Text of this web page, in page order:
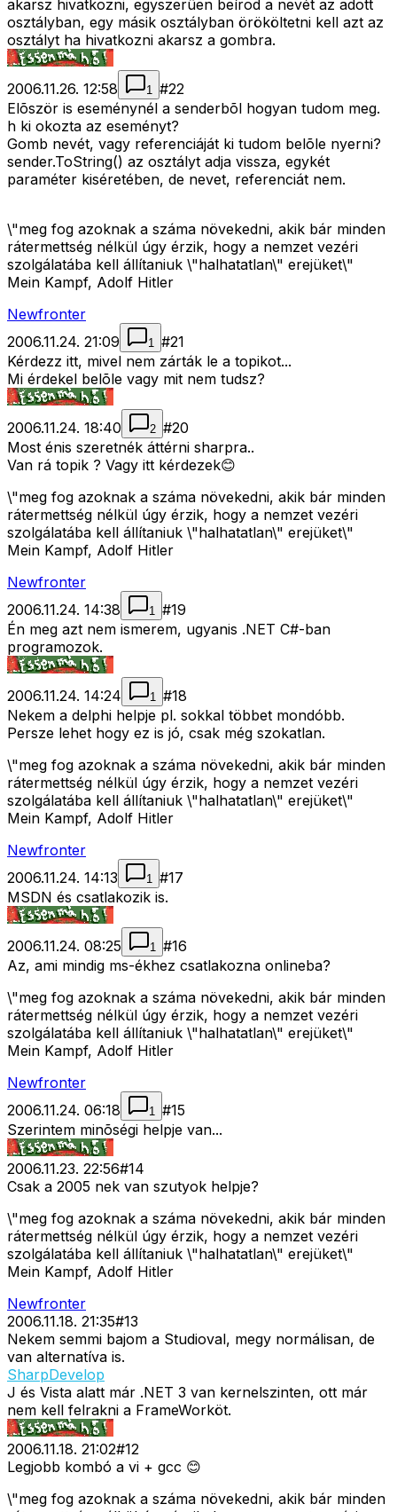
akarsz hivatkozni, egyszerûen beírod a nevét az adott
osztályban, egy másik osztályban örököltetni kell azt az
osztályt ha hivatkozni akarsz a gombra.
2006.11.26. 12:58 1 #22
Elõször is eseménynél a senderbõl hogyan tudom meg.
h ki okozta az eseményt?
Gomb nevét, vagy referenciáját ki tudom belõle nyerni?
sender.ToString() az osztályt adja vissza, egykét
paraméter kiséretében, de nevet, referenciát nem.
\"meg fog azoknak a száma növekedni, akik bár minden
rátermettség nélkül úgy érzik, hogy a nemzet vezéri
szolgálatába kell állítaniuk \"halhatatlan\" erejüket\"
Mein Kampf, Adolf Hitler
Newfronter
2006.11.24. 21:09
1 #21
Kérdezz itt, mivel nem zárták le a topikot...
Mi érdekel belõle vagy mit nem tudsz?
2006.11.24. 18:40 2 #20
Most énis szeretnék áttérni sharpra..
Van rá topik ? Vagy itt kérdezek😊
\"meg fog azoknak a száma növekedni, akik bár minden
rátermettség nélkül úgy érzik, hogy a nemzet vezéri
szolgálatába kell állítaniuk \"halhatatlan\" erejüket\"
Mein Kampf, Adolf Hitler
Newfronter
2006.11.24. 14:38
1 #19
Én meg azt nem ismerem, ugyanis .NET C#-ban
programozok.
2006.11.24. 14:24 1 #18
Nekem a delphi helpje pl. sokkal többet mondóbb.
Persze lehet hogy ez is jó, csak még szokatlan.
\"meg fog azoknak a száma növekedni, akik bár minden
rátermettség nélkül úgy érzik, hogy a nemzet vezéri
szolgálatába kell állítaniuk \"halhatatlan\" erejüket\"
Mein Kampf, Adolf Hitler
Newfronter
2006.11.24. 14:13
1 #17
MSDN és csatlakozik is.
2006.11.24. 08:25 1 #16
Az, ami mindig ms-ékhez csatlakozna onlineba?
\"meg fog azoknak a száma növekedni, akik bár minden
rátermettség nélkül úgy érzik, hogy a nemzet vezéri
szolgálatába kell állítaniuk \"halhatatlan\" erejüket\"
Mein Kampf, Adolf Hitler
Newfronter
2006.11.24. 06:18
1 #15
Szerintem minõségi helpje van...
2006.11.23. 22:56#14
Csak a 2005 nek van szutyok helpje?
\"meg fog azoknak a száma növekedni, akik bár minden
rátermettség nélkül úgy érzik, hogy a nemzet vezéri
szolgálatába kell állítaniuk \"halhatatlan\" erejüket\"
Mein Kampf, Adolf Hitler
Newfronter
2006.11.18. 21:35#13
Nekem semmi bajom a Studioval, megy normálisan, de
van alternatíva is.
SharpDevelop
J és Vista alatt már .NET 3 van kernelszinten, ott már
nem kell felrakni a FrameWorköt.
2006.11.18. 21:02#12
Legjobb kombó a vi + gcc 😊
\"meg fog azoknak a száma növekedni, akik bár minden